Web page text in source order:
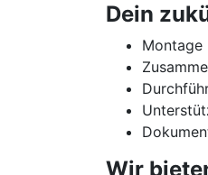
Dein
Montage
Wir